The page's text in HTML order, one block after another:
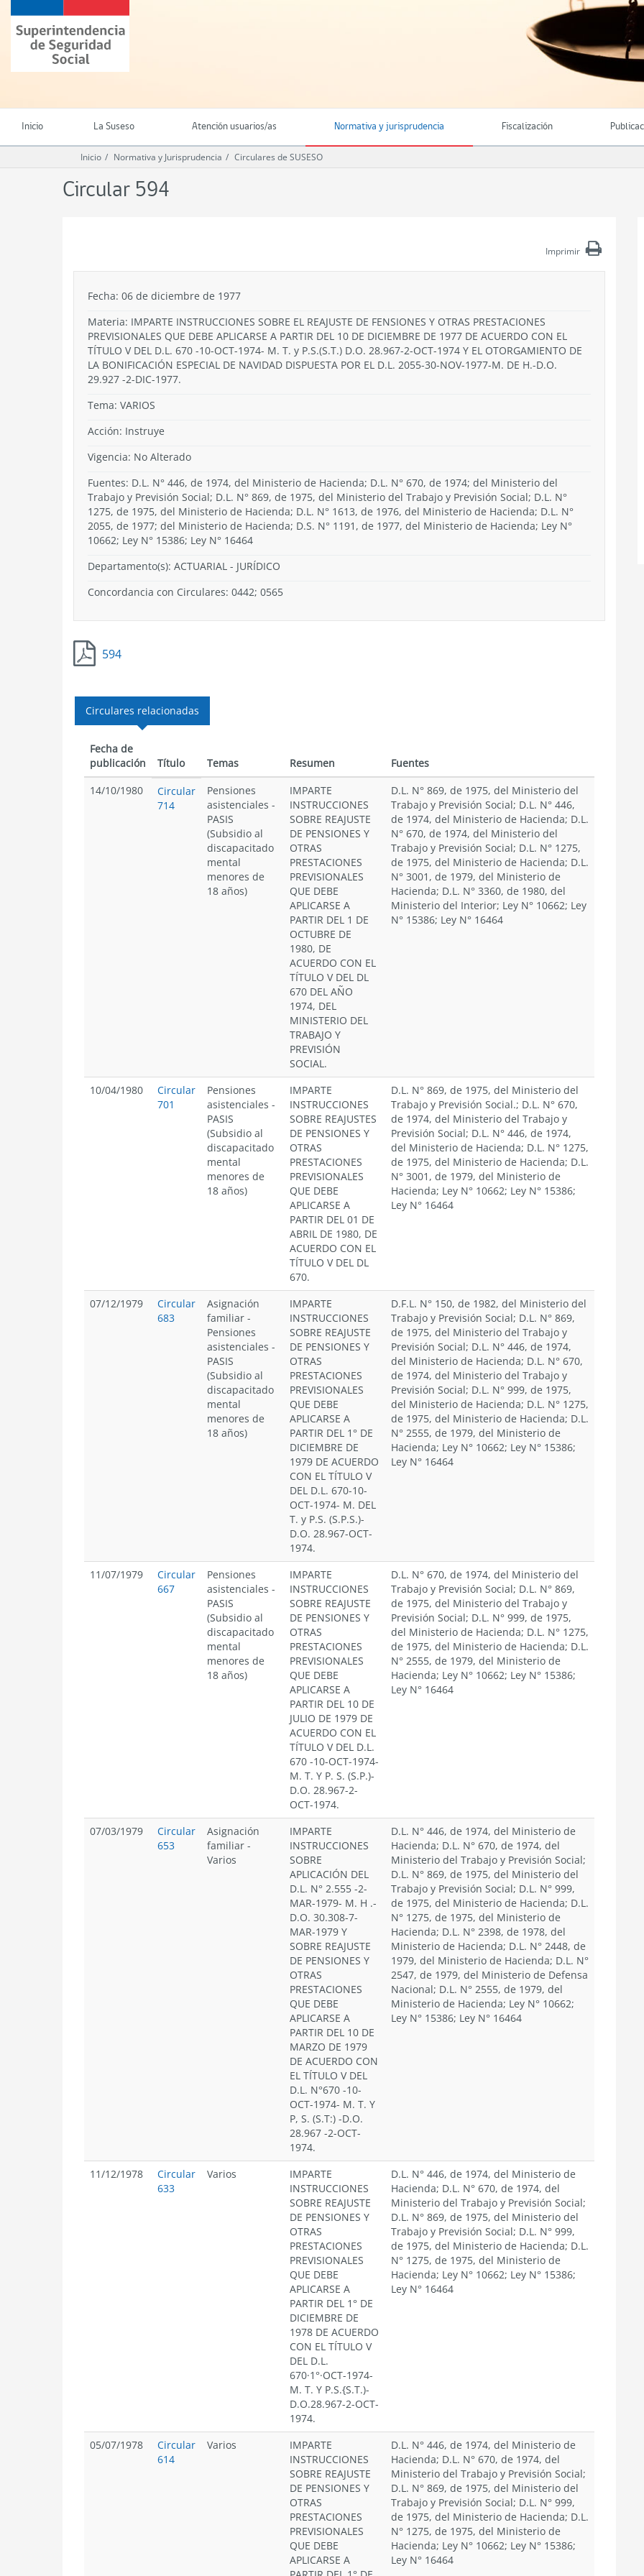
contenido
principal
Superintendencia
de
Seguridad
(SUSESO)
Chile
Inicio La Suseso Atención usuarios/as Normativa y jurisprudencia Fiscalización
Inicio Normativa y Jurisprudencia Circulares de SUSESO
Circular 594
Imprimir
Fecha: 06 de diciembre de 1977
Materia: IMPARTE INSTRUCCIONES SOBRE EL REAJUSTE DE FENSIONES Y OTRAS PRESTACIONES
PREVISIONALES QUE DEBE APLICARSE A PARTIR DEL 10 DE DICIEMBRE DE 1977 DE ACUERDO CON EL
TÍTULO V DEL D.L. 670 -10-OCT-1974- M. T. y P.S.(S.T.) D.O. 28.967-2-OCT-1974 Y EL OTORGAMIENTO DE
LA BONIFICACIÓN ESPECIAL DE NAVIDAD DISPUESTA POR EL D.L. 2055-30-NOV-1977-M. DE H.-D.O.
29.927 -2-DIC-1977.
Tema: VARIOS
Acción: Instruye
Vigencia: No Alterado
Fuentes: D.L. N° 446, de 1974, del Ministerio de Hacienda; D.L. N° 670, de 1974; del Ministerio del
Trabajo y Previsión Social; D.L. N° 869, de 1975, del Ministerio del Trabajo y Previsión Social; D.L. N°
1275, de 1975, del Ministerio de Hacienda; D.L. N° 1613, de 1976, del Ministerio de Hacienda; D.L. N°
2055, de 1977; del Ministerio de Hacienda; D.S. N° 1191, de 1977, del Ministerio de Hacienda; Ley N°
10662; Ley N° 15386; Ley N° 16464
Departamento(s): ACTUARIAL - JURÍDICO
Concordancia con Circulares: 0442; 0565
594
Circulares relacionadas
Fecha de
publicación
Título Temas Resumen
Fuentes
14/10/1980
Circular
714
Pensiones
asistenciales -
PASIS
(Subsidio al
discapacitado
mental
menores de
18 años)
IMPARTE
INSTRUCCIONES
SOBRE REAJUSTE
DE PENSIONES Y
OTRAS
PRESTACIONES
PREVISIONALES
QUE DEBE
APLICARSE A
PARTIR DEL 1 DE
OCTUBRE DE
1980, DE
ACUERDO CON EL
TÍTULO V DEL DL
670 DEL AÑO
1974, DEL
MINISTERIO DEL
TRABAJO Y
PREVISIÓN
SOCIAL.
D.L. N° 869, de 1975, del Ministerio del
Trabajo y Previsión Social; D.L. N° 446,
de 1974, del Ministerio de Hacienda; D.L.
N° 670, de 1974, del Ministerio del
Trabajo y Previsión Social; D.L. N° 1275,
de 1975, del Ministerio de Hacienda; D.L.
N° 3001, de 1979, del Ministerio de
Hacienda; D.L. N° 3360, de 1980, del
Ministerio del Interior; Ley N° 10662; Ley
N° 15386; Ley N° 16464
10/04/1980
Circular
701
Pensiones
asistenciales -
PASIS
(Subsidio al
discapacitado
mental
menores de
18 años)
IMPARTE
INSTRUCCIONES
SOBRE REAJUSTES
DE PENSIONES Y
OTRAS
PRESTACIONES
PREVISIONALES
QUE DEBE
APLICARSE A
PARTIR DEL 01 DE
ABRIL DE 1980, DE
ACUERDO CON EL
TÍTULO V DEL DL
670.
D.L. N° 869, de 1975, del Ministerio del
Trabajo y Previsión Social.; D.L. N° 670,
de 1974, del Ministerio del Trabajo y
Previsión Social; D.L. N° 446, de 1974,
del Ministerio de Hacienda; D.L. N° 1275,
de 1975, del Ministerio de Hacienda; D.L.
N° 3001, de 1979, del Ministerio de
Hacienda; Ley N° 10662; Ley N° 15386;
Ley N° 16464
07/12/1979
Circular
683
Asignación
familiar -
Pensiones
asistenciales -
PASIS
(Subsidio al
discapacitado
mental
menores de
18 años)
IMPARTE
INSTRUCCIONES
SOBRE REAJUSTE
DE PENSIONES Y
OTRAS
PRESTACIONES
PREVISIONALES
QUE DEBE
APLICARSE A
PARTIR DEL 1° DE
DICIEMBRE DE
1979 DE ACUERDO
CON EL TÍTULO V
DEL D.L. 670-10-
OCT-1974- M. DEL
T. y P.S. (S.P.S.)-
D.O. 28.967-OCT-
1974.
D.F.L. N° 150, de 1982, del Ministerio del
Trabajo y Previsión Social; D.L. N° 869,
de 1975, del Ministerio del Trabajo y
Previsión Social; D.L. N° 446, de 1974,
del Ministerio de Hacienda; D.L. N° 670,
de 1974, del Ministerio del Trabajo y
Previsión Social; D.L. N° 999, de 1975,
del Ministerio de Hacienda; D.L. N° 1275,
de 1975, del Ministerio de Hacienda; D.L.
N° 2555, de 1979, del Ministerio de
Hacienda; Ley N° 10662; Ley N° 15386;
Ley N° 16464
11/07/1979
Circular
667
Pensiones
asistenciales -
PASIS
(Subsidio al
discapacitado
mental
menores de
18 años)
IMPARTE
INSTRUCCIONES
SOBRE REAJUSTE
DE PENSIONES Y
OTRAS
PRESTACIONES
PREVISIONALES
QUE DEBE
APLICARSE A
PARTIR DEL 10 DE
JULIO DE 1979 DE
ACUERDO CON EL
TÍTULO V DEL D.L.
670 -10-OCT-1974-
M. T. Y P. S. (S.P.)-
D.O. 28.967-2-
OCT-1974.
D.L. N° 670, de 1974, del Ministerio del
Trabajo y Previsión Social; D.L. N° 869,
de 1975, del Ministerio del Trabajo y
Previsión Social; D.L. N° 999, de 1975,
del Ministerio de Hacienda; D.L. N° 1275,
de 1975, del Ministerio de Hacienda; D.L.
N° 2555, de 1979, del Ministerio de
Hacienda; Ley N° 10662; Ley N° 15386;
Ley N° 16464
07/03/1979
Circular
653
Asignación
familiar -
Varios
IMPARTE
INSTRUCCIONES
SOBRE
APLICACIÓN DEL
D.L. N° 2.555 -2-
MAR-1979- M. H .-
D.O. 30.308-7-
MAR-1979 Y
SOBRE REAJUSTE
DE PENSIONES Y
OTRAS
PRESTACIONES
QUE DEBE
APLICARSE A
PARTIR DEL 10 DE
MARZO DE 1979
DE ACUERDO CON
EL TÍTULO V DEL
D.L. N°670 -10-
OCT-1974- M. T. Y
P, S. (S.T:) -D.O.
28.967 -2-OCT-
1974.
D.L. N° 446, de 1974, del Ministerio de
Hacienda; D.L. N° 670, de 1974, del
Ministerio del Trabajo y Previsión Social;
D.L. N° 869, de 1975, del Ministerio del
Trabajo y Previsión Social; D.L. N° 999,
de 1975, del Ministerio de Hacienda; D.L.
N° 1275, de 1975, del Ministerio de
Hacienda; D.L. N° 2398, de 1978, del
Ministerio de Hacienda; D.L. N° 2448, de
1979, del Ministerio de Hacienda; D.L. N°
2547, de 1979, del Ministerio de Defensa
Nacional; D.L. N° 2555, de 1979, del
Ministerio de Hacienda; Ley N° 10662;
Ley N° 15386; Ley N° 16464
11/12/1978
Circular
633
Varios
IMPARTE
INSTRUCCIONES
SOBRE REAJUSTE
DE PENSIONES Y
OTRAS
PRESTACIONES
PREVISIONALES
QUE DEBE
APLICARSE A
PARTIR DEL 1° DE
DICIEMBRE DE
1978 DE ACUERDO
CON EL TÍTULO V
DEL D.L.
670·1°·OCT-1974-
M. T. Y P.S.{S.T.)-
D.O.28.967-2-OCT-
1974.
D.L. N° 446, de 1974, del Ministerio de
Hacienda; D.L. N° 670, de 1974, del
Ministerio del Trabajo y Previsión Social;
D.L. N° 869, de 1975, del Ministerio del
Trabajo y Previsión Social; D.L. N° 999,
de 1975, del Ministerio de Hacienda; D.L.
N° 1275, de 1975, del Ministerio de
Hacienda; Ley N° 10662; Ley N° 15386;
Ley N° 16464
05/07/1978
Circular
614
Varios
IMPARTE
INSTRUCCIONES
SOBRE REAJUSTE
DE PENSIONES Y
OTRAS
PRESTACIONES
PREVISIONALES
QUE DEBE
APLICARSE A
D.L. N° 446, de 1974, del Ministerio de
Hacienda; D.L. N° 670, de 1974, del
Ministerio del Trabajo y Previsión Social;
D.L. N° 869, de 1975, del Ministerio del
Trabajo y Previsión Social; D.L. N° 999,
de 1975, del Ministerio de Hacienda; D.L.
N° 1275, de 1975, del Ministerio de
Hacienda; Ley N° 10662; Ley N° 15386;
Ley N° 16464